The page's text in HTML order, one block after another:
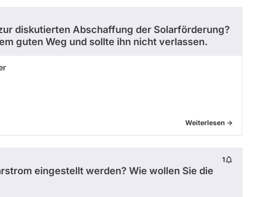
diskutierten Abschaffung der Solarförderung?
guten Weg und sollte ihn nicht verlassen.
Weiterlesen ->
1
eingestellt werden? Wie wollen Sie die